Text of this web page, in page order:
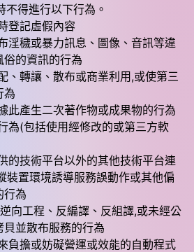
得進行以下行為。
登記虛假內容
淫穢或暴力訊息、圖像、音訊等違
俗的資訊的行為
、轉讓、散布或商業利用,或使第三
為
此產生二次著作物或成果物的行為
為(包括使用經修改的或第三方軟
的技術平台以外的其他技術平台連
裝置環境誘導服務誤動作或其他偏
行為
向工程、反編譯、反組譯,或未經公
並散布服務的行為
負擔或妨礙營運或效能的自動程式